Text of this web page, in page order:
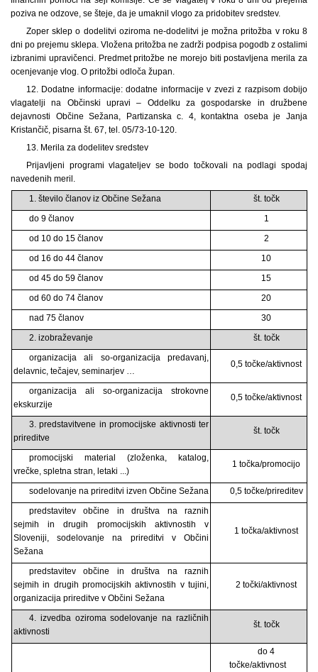
poziva ne odzove, se šteje, da je umaknil vlogo za pridobitev sredstev.
Zoper sklep o dodelitvi oziroma ne-dodelitvi je možna pritožba v roku 8
dni po prejemu sklepa. Vložena pritožba ne zadrži podpisa pogodb z ostalimi
izbranimi upravičenci. Predmet pritožbe ne morejo biti postavljena merila za
ocenjevanje vlog. O pritožbi odloča župan.
12. Dodatne informacije: dodatne informacije v zvezi z razpisom dobijo
vlagatelji na Občinski upravi – Oddelku za gospodarske in družbene
dejavnosti Občine Sežana, Partizanska c. 4, kontaktna oseba je Janja
Kristančič, pisarna št. 67, tel. 05/73-10-120.
13. Merila za dodelitev sredstev
Prijavljeni programi vlagateljev se bodo točkovali na podlagi spodaj
navedenih meril.
1. število članov iz Občine Sežana
št. točk
do 9 članov
1
od 10 do 15 članov
2
od 16 do 44 članov
10
od 45 do 59 članov
15
od 60 do 74 članov
20
nad 75 članov
30
2. izobraževanje
št. točk
organizacija ali so-organizacija predavanj,
delavnic, tečajev, seminarjev …
0,5 točke/aktivnost
organizacija ali so-organizacija strokovne
ekskurzije
0,5 točke/aktivnost
3. predstavitvene in promocijske aktivnosti ter
prireditve
št. točk
promocijski material (zloženka, katalog,
vrečke, spletna stran, letaki ...)
1 točka/promocijo
sodelovanje na prireditvi izven Občine Sežana
0,5 točke/prireditev
predstavitev občine in društva na raznih
sejmih in drugih promocijskih aktivnostih v
Sloveniji, sodelovanje na prireditvi v Občini
Sežana
1 točka/aktivnost
predstavitev občine in društva na raznih
sejmih in drugih promocijskih aktivnostih v tujini,
organizacija prireditve v Občini Sežana
2 točki/aktivnost
4. izvedba oziroma sodelovanje na različnih
aktivnosti
št. točk
do 4
točke/aktivnost